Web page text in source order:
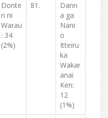
Donte
n ni
Warau
: 34
(2%)
81.
Dann
a ga
Nani
o
Itteiru
ka
Wakar
anai
Ken:
12
(1%)